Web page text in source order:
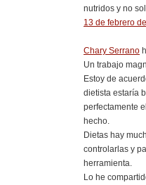
nutridos y no
13 de febrero
Chary Serrano
Un trabajo
Estoy de
dietista estaría
perfectamente
hecho.
Dietas hay
controlarlas y
herramienta.
Lo he